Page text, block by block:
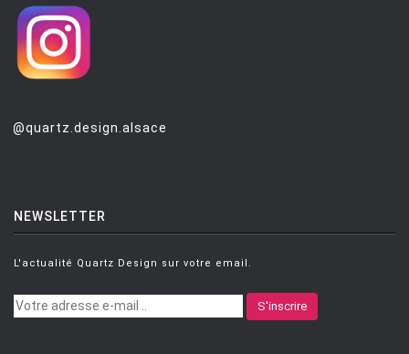
MOOOI
MOROSO
MUUTO
OLUCE
PLANIKA
@quartz.design.alsace
NEWSLETTER
L'actualité Quartz Design sur votre email.
S'inscrire